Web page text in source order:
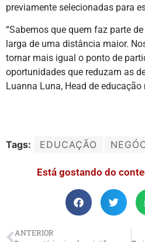
previamente selecionadas para
“Sabemos que quem faz parte
larga de uma distância maior.
tornar mais igual o ponto de
oportunidades que reduzam as
Luanna Luna, Head de educação
Tags: EDUCAÇÃO
Está gostando do
ANTERIOR